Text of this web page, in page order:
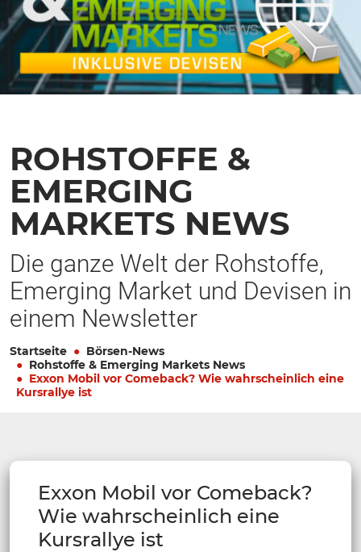
ROHSTOFFE &
EMERGING
MARKETS NEWS
Die ganze Welt der Rohstoffe,
Emerging Market und Devisen in
einem Newsletter
Startseite
Börsen-News
Rohstoffe & Emerging Markets News
Exxon Mobil vor Comeback? Wie wahrscheinlich eine
Kursrallye ist
Exxon Mobil vor Comeback?
Wie wahrscheinlich eine
Kursrallye ist